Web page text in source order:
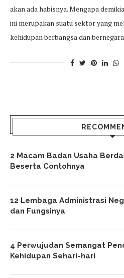
akan ada habisnya. Mengapa
ini merupakan suatu sektor yang
kehidupan berbangsa dan
2 Macam Badan Usaha
Beserta Contohnya
12 Lembaga Administrasi
dan Fungsinya
4 Perwujudan Semangat
Kehidupan Sehari-hari